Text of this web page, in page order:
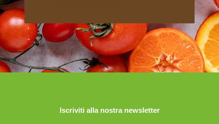
Iscriviti alla nostra newsletter